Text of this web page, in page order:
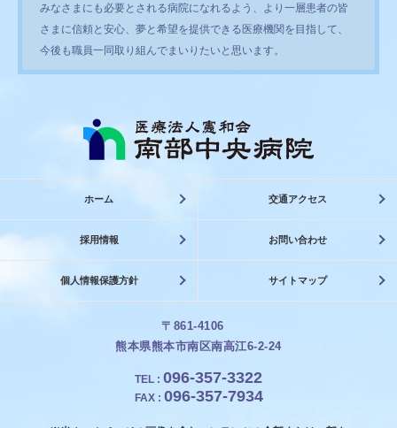
みなさまにも必要とされる病院になれるよう、より一層患者の皆
さまに信頼と安心、夢と希望を提供できる医療機関を目指して、
今後も職員一同取り組んでまいりたいと思います。
ホーム 交通アクセス
採用情報 お問い合わせ
個人情報保護方針 サイトマップ
〒861-4106
熊本県熊本市南区南高江6-2-24
TEL : 096-357-3322
FAX : 096-357-7934